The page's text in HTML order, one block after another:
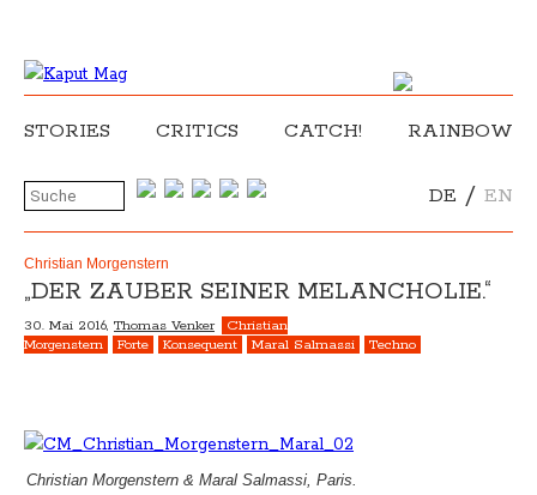
STORIES CRITICS CATCH! RAINBOW
DE / EN
Christian Morgenstern
„DER ZAUBER SEINER MELANCHOLIE.“
30. Mai 2016, Thomas Venker
Christian
Morgenstern
Forte Konsequent Maral Salmassi Techno
Christian Morgenstern & Maral Salmassi, Paris.